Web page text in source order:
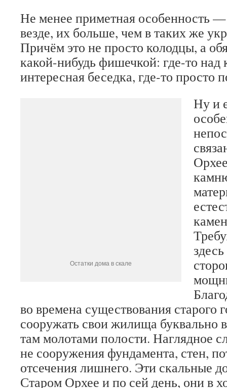
Не менее приметная особенность
везде, их больше, чем в таких же
Причём это не просто колодцы, а
какой-нибудь фишечкой: где-то над
интересная беседка, где-то просто
Остатки дома в скале
Ну и
во времена существования старого
сооружать свои жилища буквально
там молотами полости. Наглядное
не сооружения фундамента, стен,
отсечения лишнего. Эти скальные
Старом Орхее и по сей день, они в